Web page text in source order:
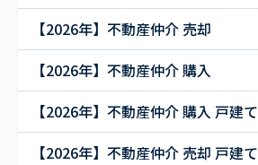
【2026年】不動産仲介 売却
【2026年】不動産仲介 購入
【2026年】不動産仲介 購入 戸建て
【2026年】不動産仲介 売却 戸建て